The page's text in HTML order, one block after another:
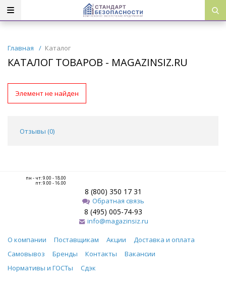
Главная / Каталог
КАТАЛОГ ТОВАРОВ - MAGAZINSIZ.RU
Элемент не найден
Отзывы (0)
пн - чт: 9.00 - 18.00
пт: 9.00 - 16.00
8 (800) 350 17 31
Обратная связь
8 (495) 005-74-93
info@magazinsiz.ru
О компании Поставщикам Акции
Доставка и оплата
Самовывоз
Бренды Контакты
Вакансии
Нормативы и ГОСТы
Сдэк